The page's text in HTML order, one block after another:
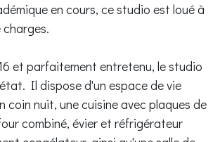
en cours, ce studio est loué à
et parfaitement entretenu, le studio
Il dispose d'un espace de vie
coin nuit, une cuisine avec plaques de
combiné, évier et réfrigérateur